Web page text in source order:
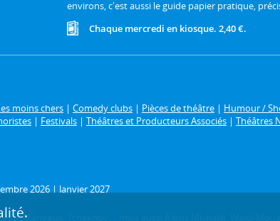
environs, c'est aussi le guide papier pratique,
Chaque mercredi en kiosque. 2,40 €.
moins chers | Comedy clubs | Pièces de théâtre | Humour /
| Festivals | Théâtres et Producteurs Associés | Théâtres
2026 | Janvier 2027
,Marivaux